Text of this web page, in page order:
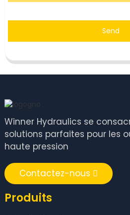
Send
Winner Hydraulics se
solutions parfaites pour les
haute pression
Contactez-nous
Produits